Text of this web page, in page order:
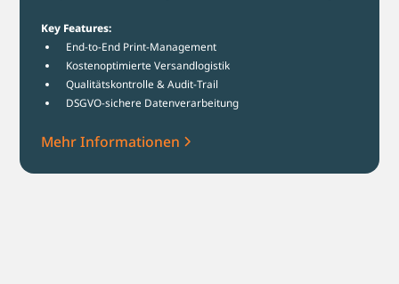
Key Features:
End-to-End Print-Management
Kostenoptimierte Versandlogistik
Qualitätskontrolle & Audit-Trail
DSGVO-sichere Datenverarbeitung
Mehr Informationen